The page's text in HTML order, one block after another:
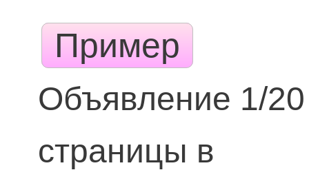
Пример
Объявление 1/20
страницы в